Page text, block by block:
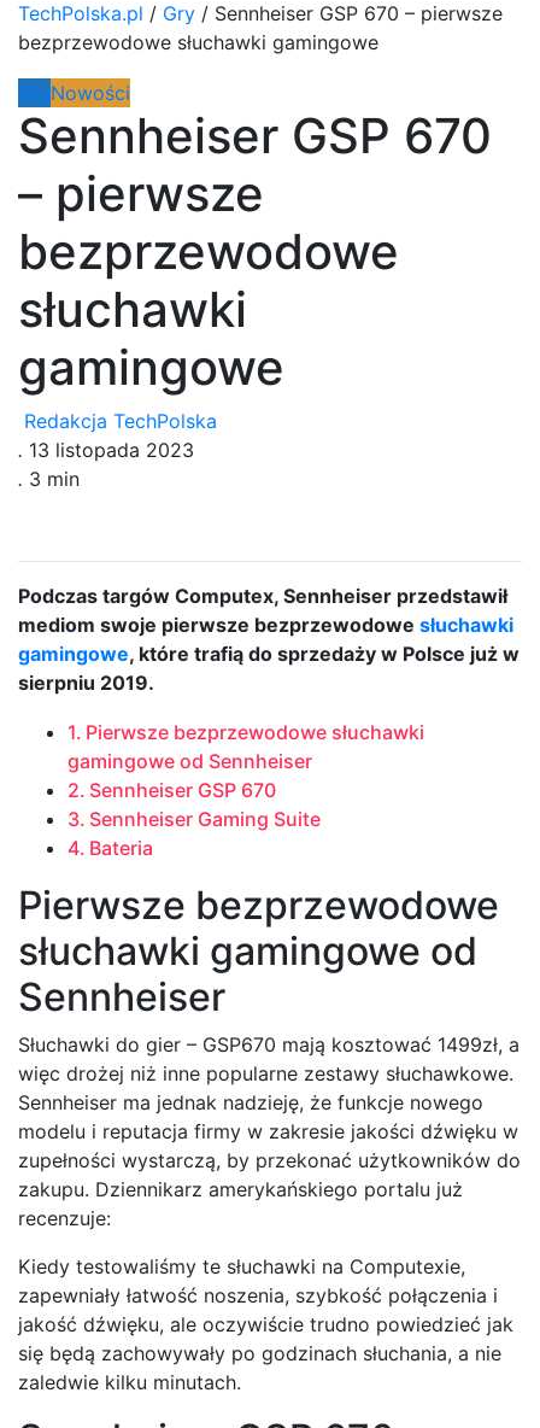
TechPolska.pl / Gry / Sennheiser GSP 670 – pierwsze
bezprzewodowe słuchawki gamingowe
GryNowości
Sennheiser GSP 670
– pierwsze
bezprzewodowe
słuchawki
gamingowe
Redakcja TechPolska
. 13 listopada 2023
. 3 min
Podczas targów Computex, Sennheiser przedstawił
mediom swoje pierwsze bezprzewodowe słuchawki
gamingowe, które trafią do sprzedaży w Polsce już w
sierpniu 2019.
Pierwsze bezprzewodowe słuchawki
gamingowe od Sennheiser
Sennheiser GSP 670
Sennheiser Gaming Suite
Bateria
Pierwsze bezprzewodowe
słuchawki gamingowe od
Sennheiser
Słuchawki do gier – GSP670 mają kosztować 1499zł, a
więc drożej niż inne popularne zestawy słuchawkowe.
Sennheiser ma jednak nadzieję, że funkcje nowego
modelu i reputacja firmy w zakresie jakości dźwięku w
zupełności wystarczą, by przekonać użytkowników do
zakupu. Dziennikarz amerykańskiego portalu już
recenzuje:
Kiedy testowaliśmy te słuchawki na Computexie,
zapewniały łatwość noszenia, szybkość połączenia i
jakość dźwięku, ale oczywiście trudno powiedzieć jak
się będą zachowywały po godzinach słuchania, a nie
zaledwie kilku minutach.